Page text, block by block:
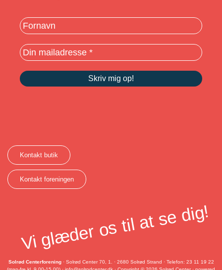
Kontakt butik
Kontakt foreningen
Vi glæder os til at se dig!
Solrød Centerforening· Solrød Center 70, 1. · 2680 Solrød Strand · Telefon: 23 11 19 22